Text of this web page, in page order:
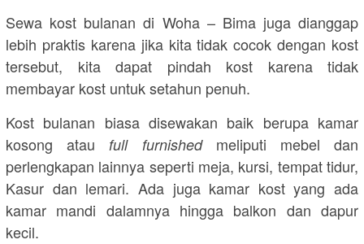
Sewa kost bulanan di Woha – Bima juga dianggap
lebih praktis karena jika kita tidak cocok dengan kost
tersebut, kita dapat pindah kost karena tidak
membayar kost untuk setahun penuh.
Kost bulanan biasa disewakan baik berupa kamar
kosong ataufull furnished meliputi mebel dan
perlengkapan lainnya seperti meja, kursi, tempat tidur,
Kasur dan lemari. Ada juga kamar kost yang ada
kamar mandi dalamnya hingga balkon dan dapur
kecil.